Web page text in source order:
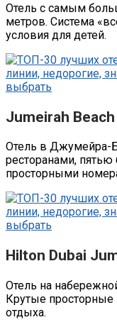
Отель с самым
метров. Система
условия для детей.
Jumeirah
Отель в Джумейра-
ресторанами, пятью
просторными
Hilton Dubai
Отель на
Крутые просторные
отдыха.